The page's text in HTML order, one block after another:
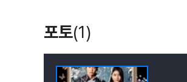
포토(1)